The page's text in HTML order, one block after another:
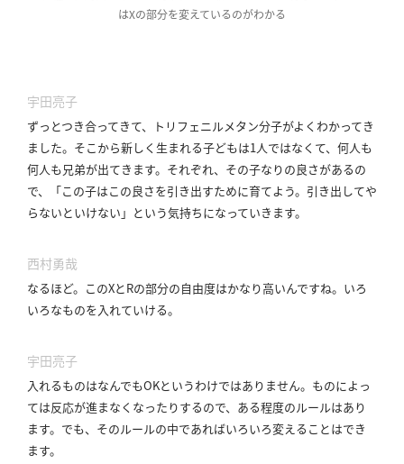
はXの部分を変えているのがわかる
宇田亮子
ずっとつき合ってきて、トリフェニルメタン分子がよくわかってき
ました。 そこから新しく生まれる子どもは1人ではなくて、何人も
何人も兄弟が出てきます。 それぞれ、その子なりの良さがあるの
で、「この子はこの良さを引き出すために育てよう。 引き出してや
らないといけない」という気持ちになっていきます。
西村勇哉
なるほど。 このXとRの部分の自由度はかなり高いんですね。 いろ
いろなものを入れていける。
宇田亮子
入れるものはなんでもOKというわけではありません。 ものによっ
ては反応が進まなくなったりするので、ある程度のルールはあり
ます。 でも、そのルールの中であればいろいろ変えることはでき
ます。